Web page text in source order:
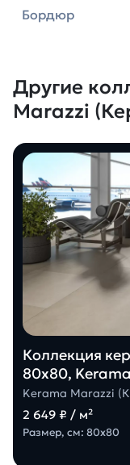
Бордюр
Другие
Marazzi
Коллекция
80х80,
Kerama Marazzi
2 649 ₽ / м²
Размер, см: 80х80